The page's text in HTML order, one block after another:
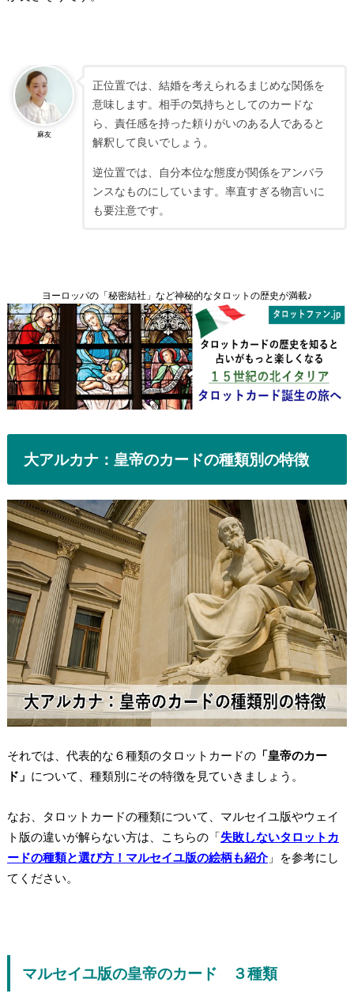
麻友
正位置では、結婚を考えられるまじめな関係を
意味します。相手の気持ちとしてのカードな
ら、責任感を持った頼りがいのある人であると
解釈して良いでしょう。
逆位置では、自分本位な態度が関係をアンバラ
ンスなものにしています。率直すぎる物言いに
も要注意です。
ヨーロッパの「秘密結社」など神秘的なタロットの歴史が満載♪
大アルカナ：皇帝のカードの種類別の特徴
それでは、代表的な６種類のタロットカードの「皇帝のカー
ド」 について、種類別にその特徴を見ていきましょう。
なお、タロットカードの種類について、マルセイユ版やウェイ
ト版の違いが解らない方は、こちらの「失敗しないタロットカ
ードの種類と選び方！マルセイユ版の絵柄も紹介」を参考にし
てください。
マルセイユ版の皇帝のカード ３種類